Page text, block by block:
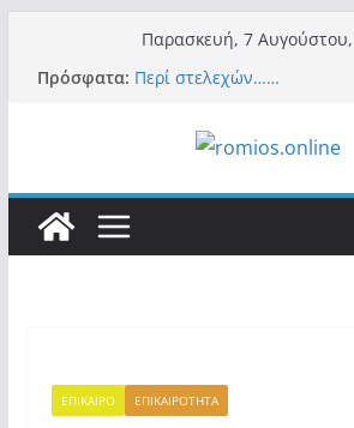
περιεχόμενο
Παρασκευή, 7
Πρόσφατα: Περί στελεχών……
είναι το Κίνημα της
το διεφθαρμένο σύστημα
Κασιδιάρη – Οι ένοικοι
πανικό, πατριωτικό
«Έλληνες» η κυβέρνηση!
ΕΠΙΚΑΙΡΟ ΕΠΙΚΑΙΡΟΤΗΤΑ